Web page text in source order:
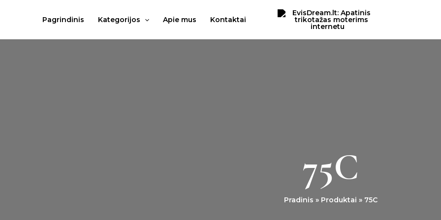
Pagrindinis Kategorijos Apie mus Kontaktai
75C
Pradinis Produktai 75C